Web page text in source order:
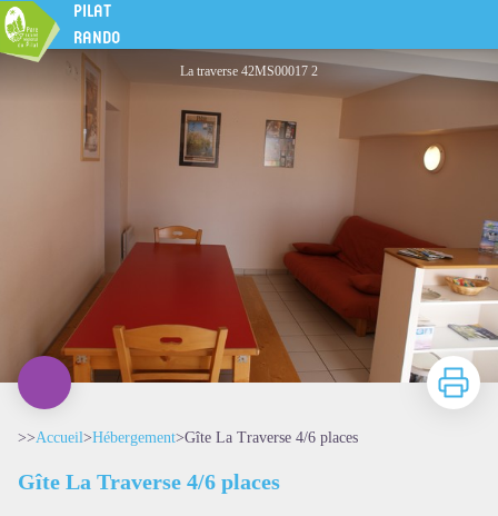
PILAT
RANDO
Gîte La Traverse 4/6 places
La traverse 42MS00017 2
Imprimer
>>Accueil>Hébergement>Gîte La Traverse 4/6 places
Gîte La Traverse 4/6 places